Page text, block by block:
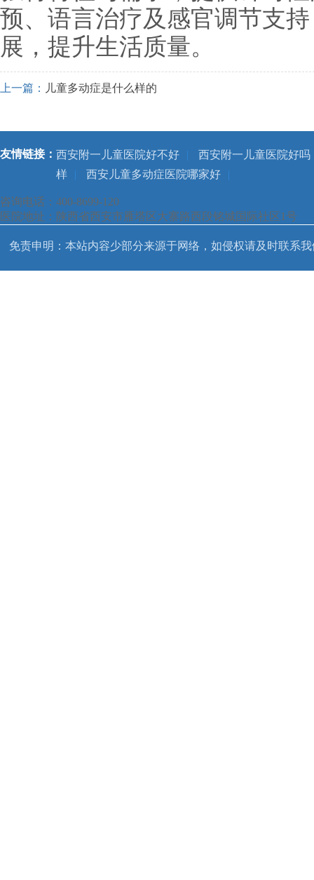
预、语言治疗及感官调节支
展，提升生活质量。
上一篇： 儿童多动症是什么样的
友情链接： 西安附一儿童医院好不好 |
西安附一儿童医院好吗
样
| 西安儿童多动症医院哪家好 |
咨询电话：400-8699-120
医院地址：陕西省西安市雁塔区大寨路西段铭城国际社区1号
免责申明：本站内容少部分来源于网络，如侵权请及时联系